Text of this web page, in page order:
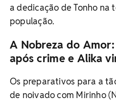
a dedicação de Tonho
população.
A Nobreza do
após crime e Alika
Os preparativos para a
de noivado com Mirinho